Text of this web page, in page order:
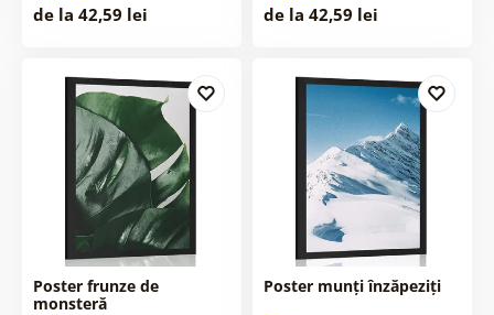
de la 42,59 lei de la 42,59 lei
Poster frunze de
monsteră
Poster munți înzăpeziți